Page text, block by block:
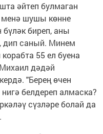
әйтеп булмаган
менә шушы көнне
бүләк биреп, аны
дип саный. Минем
55 ел буена
дәдәй
"Берең өчен
белдереп алмаска?
сүзләре болай да